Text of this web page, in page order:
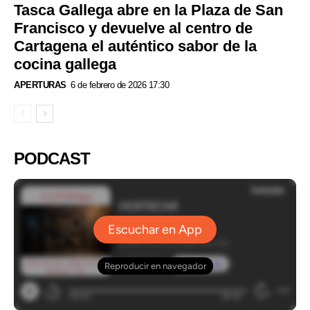
Tasca Gallega abre en la Plaza de San
Francisco y devuelve al centro de
Cartagena el auténtico sabor de la
cocina gallega
APERTURAS 6 de febrero de 2026 17:30
PODCAST